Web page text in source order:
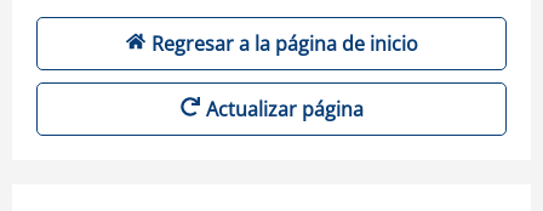
Regresar a la página de inicio
Actualizar página